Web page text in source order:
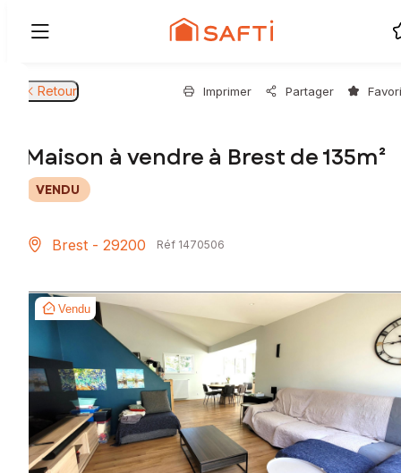
Retour Imprimer Partager
Maison à vendre à Brest de 135m²
VENDU
Brest - 29200 Réf 1470506
Vendu